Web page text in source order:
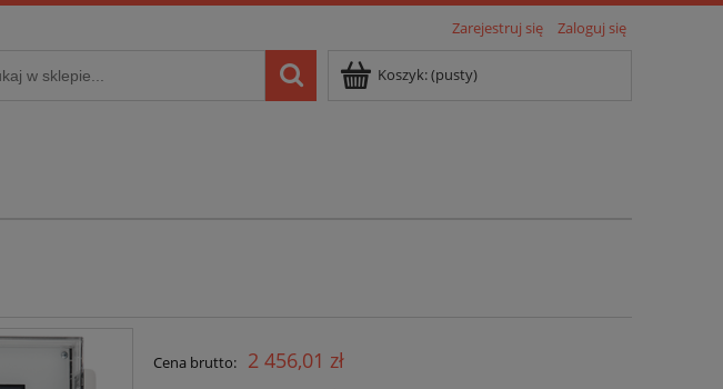
Zarejestruj się Zaloguj się
Koszyk:(pusty)
Cena brutto: 2 456,01 zł